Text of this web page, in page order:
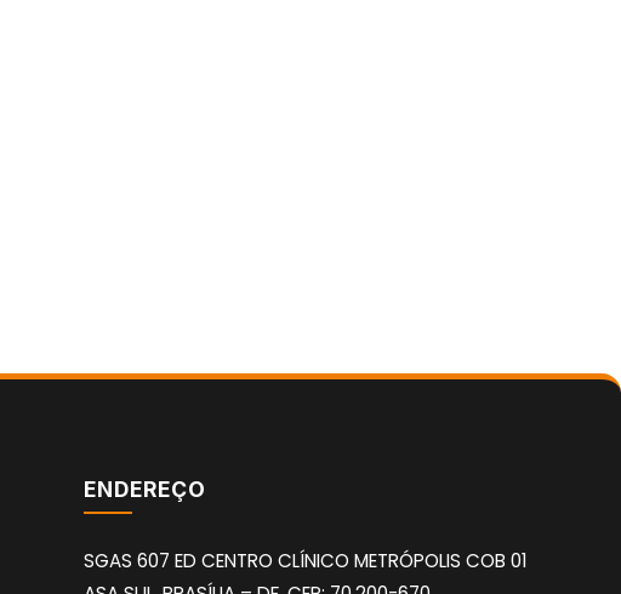
ENDEREÇO
SGAS 607 ED CENTRO CLÍNICO METRÓPOLIS COB 01